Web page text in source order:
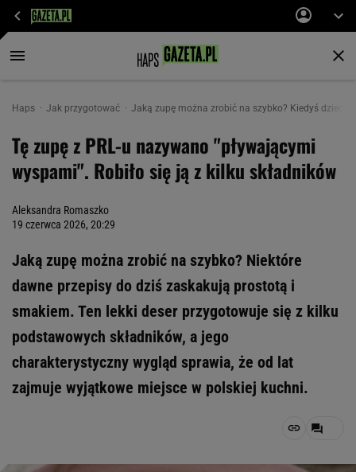
Haps Jak przygotować Jaką zupę można zrobić na szybko? Kiedyś dzieci
Tę zupę z PRL-u nazywano "pływającymi
wyspami". Robiło się ją z kilku składników
Aleksandra Romaszko
19 czerwca 2026, 20:29
Jaką zupę można zrobić na szybko? Niektóre
dawne przepisy do dziś zaskakują prostotą i
smakiem. Ten lekki deser przygotowuje się z kilku
podstawowych składników, a jego
charakterystyczny wygląd sprawia, że od lat
zajmuje wyjątkowe miejsce w polskiej kuchni.